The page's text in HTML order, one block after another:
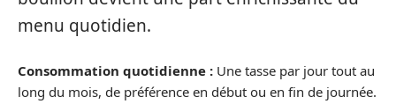
menu quotidien.
Consommation quotidienne : Une tasse par jour tout au
long du mois, de préférence en début ou en fin de journée.